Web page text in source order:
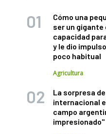
Cómo una
ser un gigante
capacidad
y le dio
poco habitual
Agricultura
La sorpresa
internacional
campo
impresionado"